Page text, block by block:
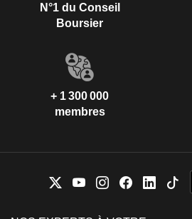
N°1 du Conseil
Boursier
+ 1 300 000
membres